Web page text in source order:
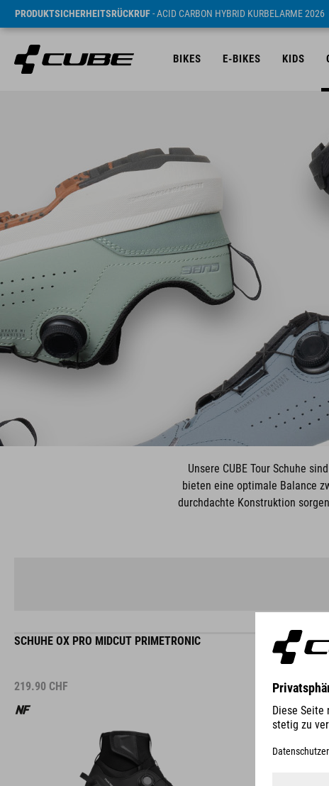
PRODUKTSICHERHEITSRÜCKRUF- ACID CARBON HYBRID KURBELARME 2026
BIKES E-BIKES KIDS
Unsere CUBE Tour Schuhe
bieten eine optimale Balance
durchdachte Konstruktion
SCHUHE OX PRO MIDCUT PRIMETRONIC
219.90 CHF